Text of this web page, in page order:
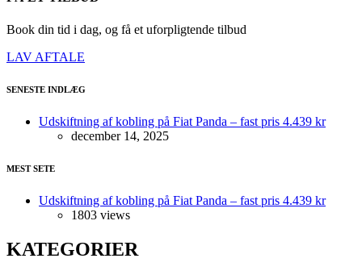
Book din tid i dag, og få et uforpligtende tilbud
LAV AFTALE
SENESTE INDLÆG
Udskiftning af kobling på Fiat Panda – fast pris 4.439 kr
december 14, 2025
MEST SETE
Udskiftning af kobling på Fiat Panda – fast pris 4.439 kr
1803 views
KATEGORIER